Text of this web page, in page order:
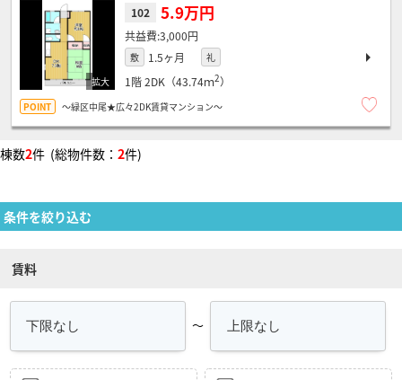
102 5.9万円
3,000円
敷 1.5ヶ月 礼
1階2DK（43.74ｍ2）
～緑区中尾★広々2DK賃貸マンション～
棟数2件 (総物件数： 2件)
条件を絞り込む
賃料
～